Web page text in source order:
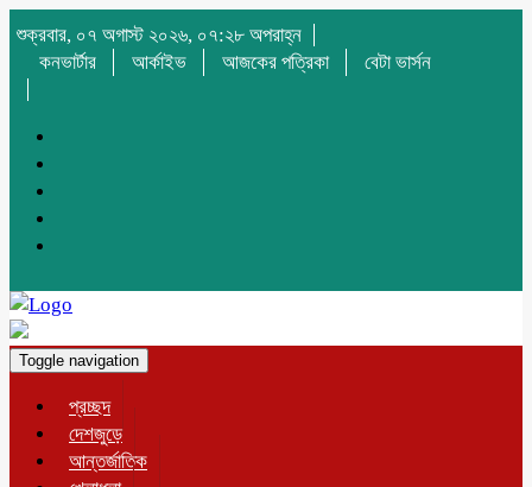
শুক্রবার, ০৭ অগাস্ট ২০২৬, ০৭:২৮ অপরাহ্ন
কনভার্টার
আর্কাইভ আজকের পত্রিকা বেটা ভার্সন
Toggle navigation
প্রচ্ছদ
দেশজুড়ে
আন্তর্জাতিক